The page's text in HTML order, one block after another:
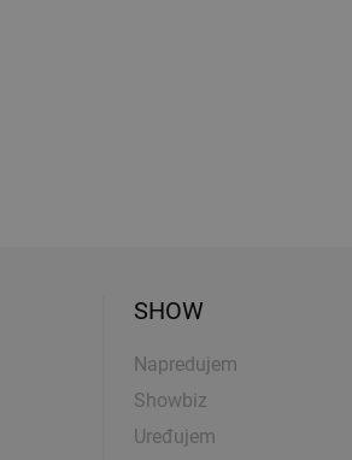
SHOW
Napredujem
Showbiz
Uređujem